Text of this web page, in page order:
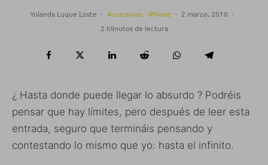
Yolanda Luque Loste · Accesorios iPhone · 2 marzo, 2010 ·
2 Minutos de lectura
¿ Hasta donde puede llegar lo absurdo ? Podréis
pensar que hay límites, pero después de leer esta
entrada, seguro que termináis pensando y
contestando lo mismo que yo: hasta el infinito.